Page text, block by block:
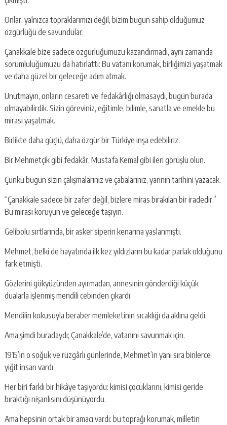
Onlar, yalnızca topraklarımızı değil, bizim bugün sahip olduğumuz
özgürlüğü de savundular.
Çanakkale bize sadece özgürlüğümüzü kazandırmadı, aynı zamanda
sorumluluğumuzu da hatırlattı: Bu vatanı korumak, birliğimizi yaşatmak
ve daha güzel bir geleceğe adım atmak.
Unutmayın, onların cesareti ve fedakârlığı olmasaydı, bugün burada
olmayabilirdik. Sizin göreviniz, eğitimle, bilimle, sanatla ve emekle bu
mirası yaşatmak.
Birlikte daha güçlü, daha özgür bir Türkiye inşa edebiliriz.
Bir Mehmetçik gibi fedakâr, Mustafa Kemal gibi ileri görüşlü olun.
Çünkü bugün sizin çalışmalarınız ve çabalarınız, yarının tarihini yazacak.
“Çanakkale sadece bir zafer değil, bizlere miras bırakılan bir iradedir.”
Bu mirası koruyun ve geleceğe taşıyın.
Gelibolu sırtlarında, bir asker siperin kenarına yaslanmıştı.
Mehmet, belki de hayatında ilk kez yıldızların bu kadar parlak olduğunu
fark etmişti.
Gözlerini gökyüzünden ayırmadan, annesinin gönderdiği küçük
dualarla işlenmiş mendili cebinden çıkardı.
Mendilin kokusuyla beraber memleketinin sıcaklığı da aklına geldi.
Ama şimdi buradaydı; Çanakkale’de, vatanını savunmak için.
1915’in o soğuk ve rüzgârlı günlerinde, Mehmet’in yanı sıra binlerce
yiğit insan vardı.
Her biri farklı bir hikâye taşıyordu: kimisi çocuklarını, kimisi geride
bıraktığı nişanlısını düşünüyordu.
Ama hepsinin ortak bir amacı vardı: bu toprağı korumak, milletin